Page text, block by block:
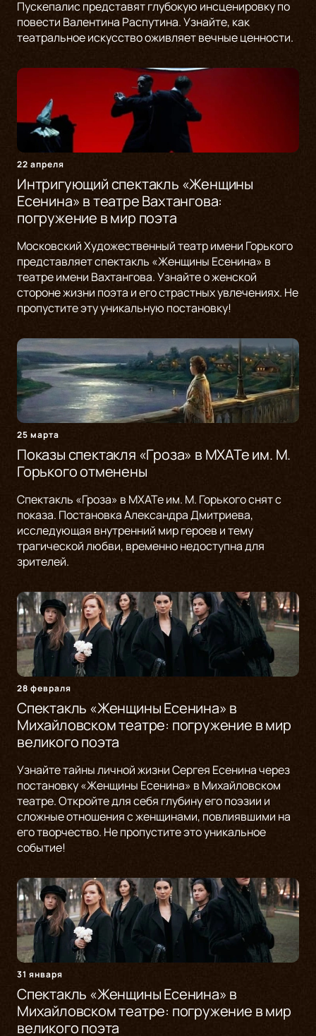
Пускепалис представят глубокую инсценировку по
повести Валентина Распутина. Узнайте, как
театральное искусство оживляет вечные ценности.
22 апреля
Интригующий спектакль «Женщины
Есенина» в театре Вахтангова:
погружение в мир поэта
Московский Художественный театр имени Горького
представляет спектакль «Женщины Есенина» в
театре имени Вахтангова. Узнайте о женской
стороне жизни поэта и его страстных увлечениях. Не
пропустите эту уникальную постановку!
25 марта
Показы спектакля «Гроза» в МХАТе им. М.
Горького отменены
Спектакль «Гроза» в МХАТе им. М. Горького снят с
показа. Постановка Александра Дмитриева,
исследующая внутренний мир героев и тему
трагической любви, временно недоступна для
зрителей.
28 февраля
Спектакль «Женщины Есенина» в
Михайловском театре: погружение в мир
великого поэта
Узнайте тайны личной жизни Сергея Есенина через
постановку «Женщины Есенина» в Михайловском
театре. Откройте для себя глубину его поэзии и
сложные отношения с женщинами, повлиявшими на
его творчество. Не пропустите это уникальное
событие!
31 января
Спектакль «Женщины Есенина» в
Михайловском театре: погружение в мир
великого поэта